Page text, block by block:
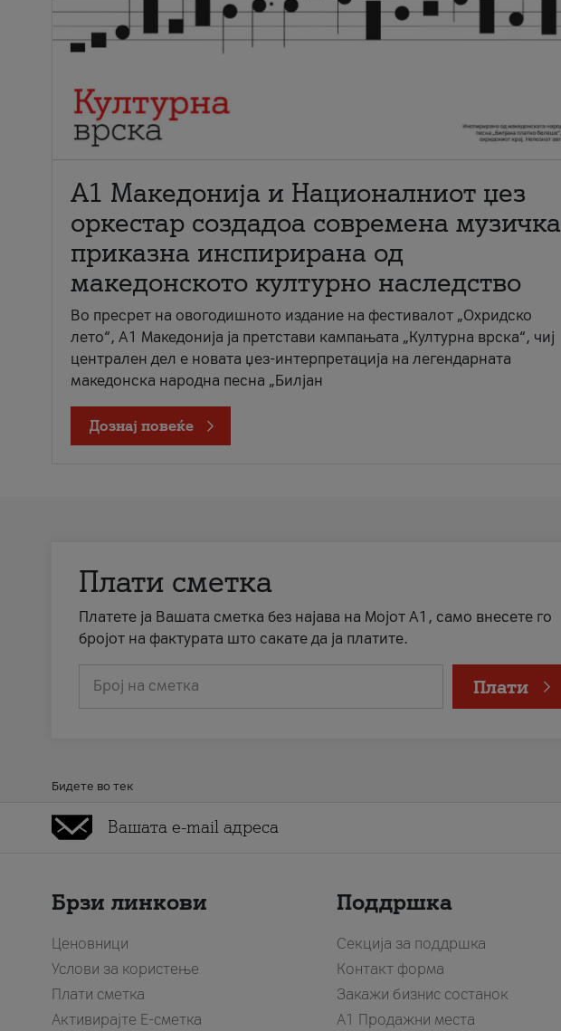
А1 Македонија и Националниот џез
оркестар создадоа современа музичка
приказна инспирирана од
македонското културно наследство
Во пресрет на овогодишното издание на фестивалот „Охридско
лето“, А1 Македонија ја претстави кампањата „Културна врска“, чиј
централен дел е новата џез-интерпретација на легендарната
македонска народна песна „Билјан
Дознај повеќе
Плати сметка
Платете ја Вашата сметка без најава на Мојот А1, само внесете го
бројот на фактурата што сакате да ја платите.
Број на сметка Плати
Бидете во тек
Брзи линкови
Ценовници
Услови за користење
Плати сметка
Активирајте Е-сметка
Поддршка
Секција за поддршка
Контакт форма
Закажи бизнис состанок
A1 Продажни места